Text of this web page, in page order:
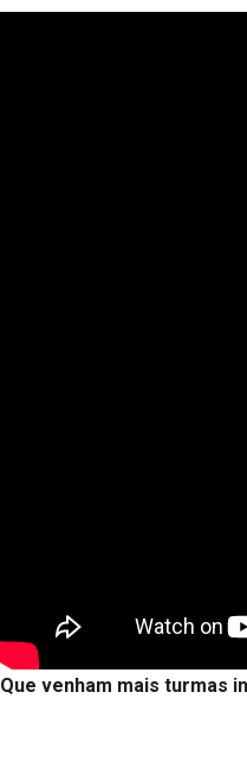
Que venham mais turmas